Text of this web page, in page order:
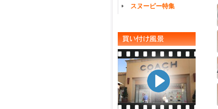
スヌーピー特集